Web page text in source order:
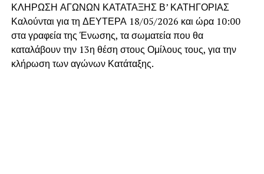
ΚΛΗΡΩΣΗ ΑΓΩΝΩΝ ΚΑΤΑΤΑΞΗΣ Β’ ΚΑΤΗΓΟΡΙΑΣ
Καλούνται για τη ΔΕΥΤΕΡΑ 18/05/2026 και ώρα 10:00
στα γραφεία της Ένωσης, τα σωματεία που θα
καταλάβουν την 13η θέση στους Ομίλους τους, για την
κλήρωση των αγώνων Κατάταξης.